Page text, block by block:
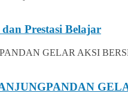
Prestasi Belajar